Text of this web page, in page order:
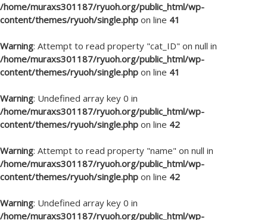
/home/muraxs301187/ryuoh.org/public_html/wp-
content/themes/ryuoh/single.php on line 41
Warning: Attempt to read property "cat_ID" on null in
/home/muraxs301187/ryuoh.org/public_html/wp-
content/themes/ryuoh/single.php on line 41
Warning: Undefined array key 0 in
/home/muraxs301187/ryuoh.org/public_html/wp-
content/themes/ryuoh/single.php on line 42
Warning: Attempt to read property "name" on null in
/home/muraxs301187/ryuoh.org/public_html/wp-
content/themes/ryuoh/single.php on line 42
Warning: Undefined array key 0 in
/home/muraxs301187/ryuoh.org/public_html/wp-